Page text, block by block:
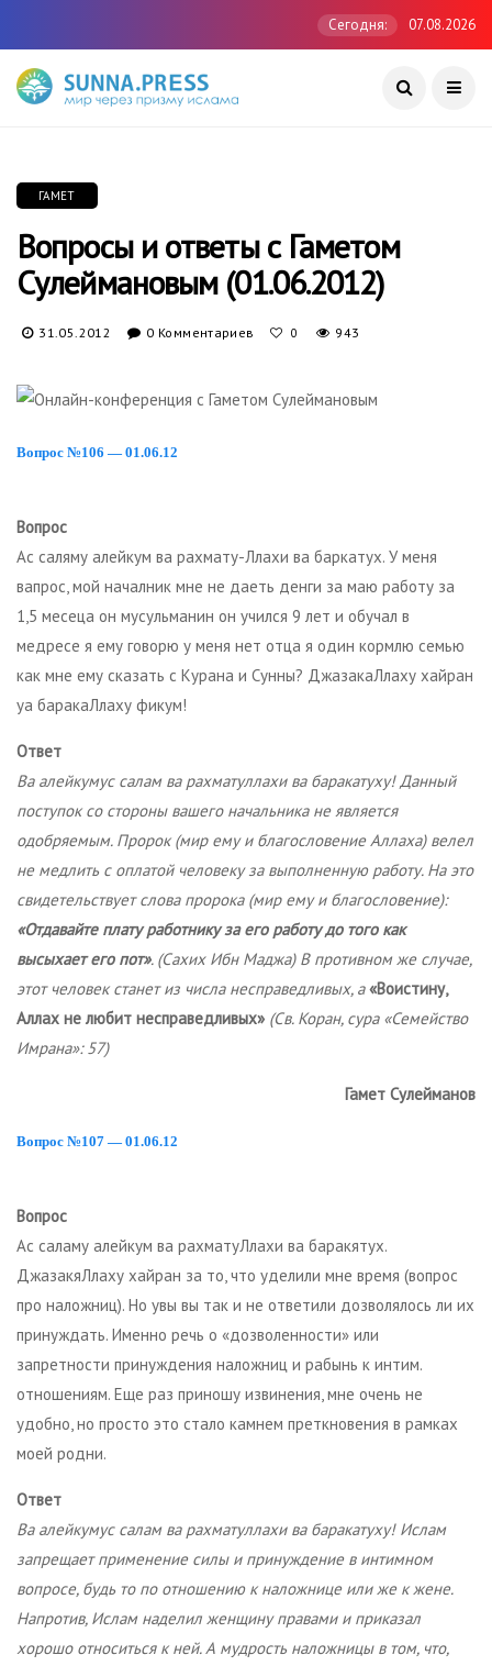
Сегодня: 07.08.2026
ГАМЕТ
Вопросы и ответы с Гаметом
Сулеймановым (01.06.2012)
31.05.2012 0 Комментариев 0 943
Вопрос №106 — 01.06.12
Вопрос
Ас саляму алейкум ва рахмату-Ллахи ва баркатух. У меня
вапрос, мой началник мне не даеть денги за маю работу за
1,5 месеца он мусульманин он учился 9 лет и обучал в
медресе я ему говорю у меня нет отца я один кормлю семью
как мне ему сказать с Курана и Сунны? ДжазакаЛлаху хайран
уа баракаЛлаху фикум!
Ответ
Ва алейкумус салам ва рахматуллахи ва баракатуху! Данный
поступок со стороны вашего начальника не является
одобряемым. Пророк (мир ему и благословение Аллаха) велел
не медлить с оплатой человеку за выполненную работу. На это
свидетельствует слова пророка (мир ему и благословение):
«Отдавайте плату работнику за его работу до того как
высыхает его пот». (Сахих Ибн Маджа) В противном же случае,
этот человек станет из числа несправедливых, а«Воистину,
Аллах не любит несправедливых» (Св. Коран, сура «Семейство
Имрана»: 57)
Гамет Сулейманов
Вопрос №107 — 01.06.12
Вопрос
Ас саламу алейкум ва рахматуЛлахи ва баракятух.
ДжазакяЛлаху хайран за то, что уделили мне время (вопрос
про наложниц). Но увы вы так и не ответили дозволялось ли их
принуждать. Именно речь о «дозволенности» или
запретности принуждения наложниц и рабынь к интим.
отношениям. Еще раз приношу извинения, мне очень не
удобно, но просто это стало камнем преткновения в рамках
моей родни.
Ответ
Ва алейкумус салам ва рахматуллахи ва баракатуху! Ислам
запрещает применение силы и принуждение в интимном
вопросе, будь то по отношению к наложнице или же к жене.
Напротив, Ислам наделил женщину правами и приказал
хорошо относиться к ней. А мудрость наложницы в том, что,